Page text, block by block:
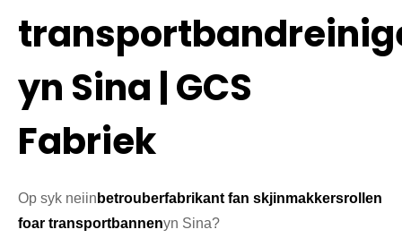
yn Sina | GCS
Fabriek
Op syk neiin betrouberfabrikant fan skjinmakkersrollen
foar transportbannenyn Sina?